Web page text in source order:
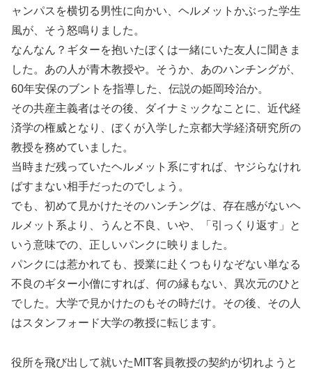
ャンパスを横切る男性に向かい、ヘルメットかぶった学生
風が、そう怒鳴りました。
なんなん？ギターを抱いたぼくは一緒にいた友人に聞きま
した。あの人が青木教授や。そうか、あのハンチングが、
60年安保のブントを指導した、伝説の姫岡玲治か。
その共産主義者はその後、ダイナミックなことに、近代経
済学の権威となり、ぼくが入学した京都大学経済研究所の
教授を務めていました。
当時まだ残っていたヘルメット系にすれば、ヤジらなけれ
ばすまない相手だったのでしょう。
でも、初めて見かけたそのハンチングは、存在感がないヘ
ルメット系より、うんと不良、いや、「引っくり返す」と
いう意味での、正しいパンクに映りました。
パンクには惹かれても、授業に赴くつもりなぞない単なる
不良のギター小僧にすれば、何の縁もない、異次元のひと
でした。大学で見かけたのもその時だけ。その後、その人
はスタンフォード大学の教授に転じます。
役所を飛び出して就いたMIT客員教授の契約が切れようと